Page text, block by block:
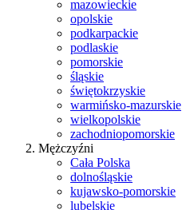
mazowieckie
opolskie
podkarpackie
podlaskie
pomorskie
śląskie
świętokrzyskie
warmińsko-mazurskie
wielkopolskie
zachodniopomorskie
Mężczyźni
Cała Polska
dolnośląskie
kujawsko-pomorskie
lubelskie